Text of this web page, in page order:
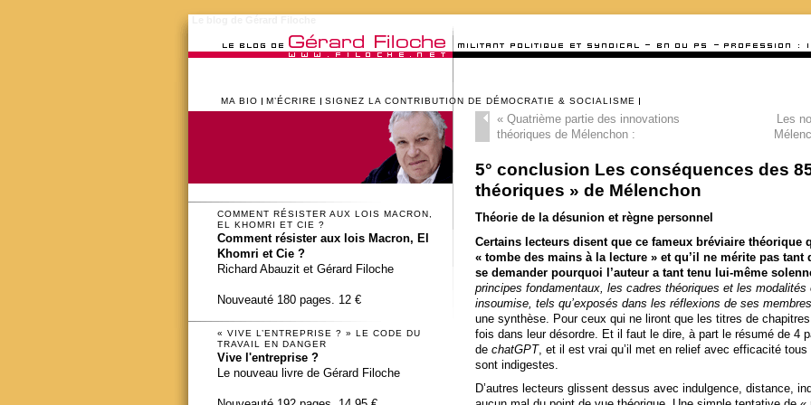
MA BIO M’ÉCRIRE SIGNEZ LA CONTRIBUTION DE DÉMOCRATIE & SOCIALISME
«Quatrième partie des innovations
théoriques de Mélenchon :
Les
5° conclusion Les conséquences des
théoriques » de Mélenchon
Théorie de la désunion et règne personnel
Certains lecteurs disent que ce fameux bréviaire théorique
« tombe des mains à la lecture » et qu’il ne mérite pas tant
se demander pourquoi l’auteur a tant tenu lui-même
principes fondamentaux, les cadres théoriques et les modalités
insoumise, tels qu’exposés dans les réflexions de ses
une synthèse. Pour ceux qui ne liront que les titres de
fois dans leur désordre. Et il faut le dire, à part le résumé de 4
de chatGPT, et il est vrai qu’il met en relief avec efficacité
sont indigestes.
D’autres lecteurs glissent dessus avec indulgence, distance,
COMMENT RÉSISTER AUX LOIS MACRON,
EL KHOMRI ET CIE ?
Comment résister aux lois Macron, El
Khomri et Cie ?
Richard Abauzit et Gérard Filoche
Nouveauté 180 pages. 12 €
« VIVE L’ENTREPRISE ? » LE CODE DU
TRAVAIL EN DANGER
Vive l'entreprise ?
Le nouveau livre de Gérard Filoche